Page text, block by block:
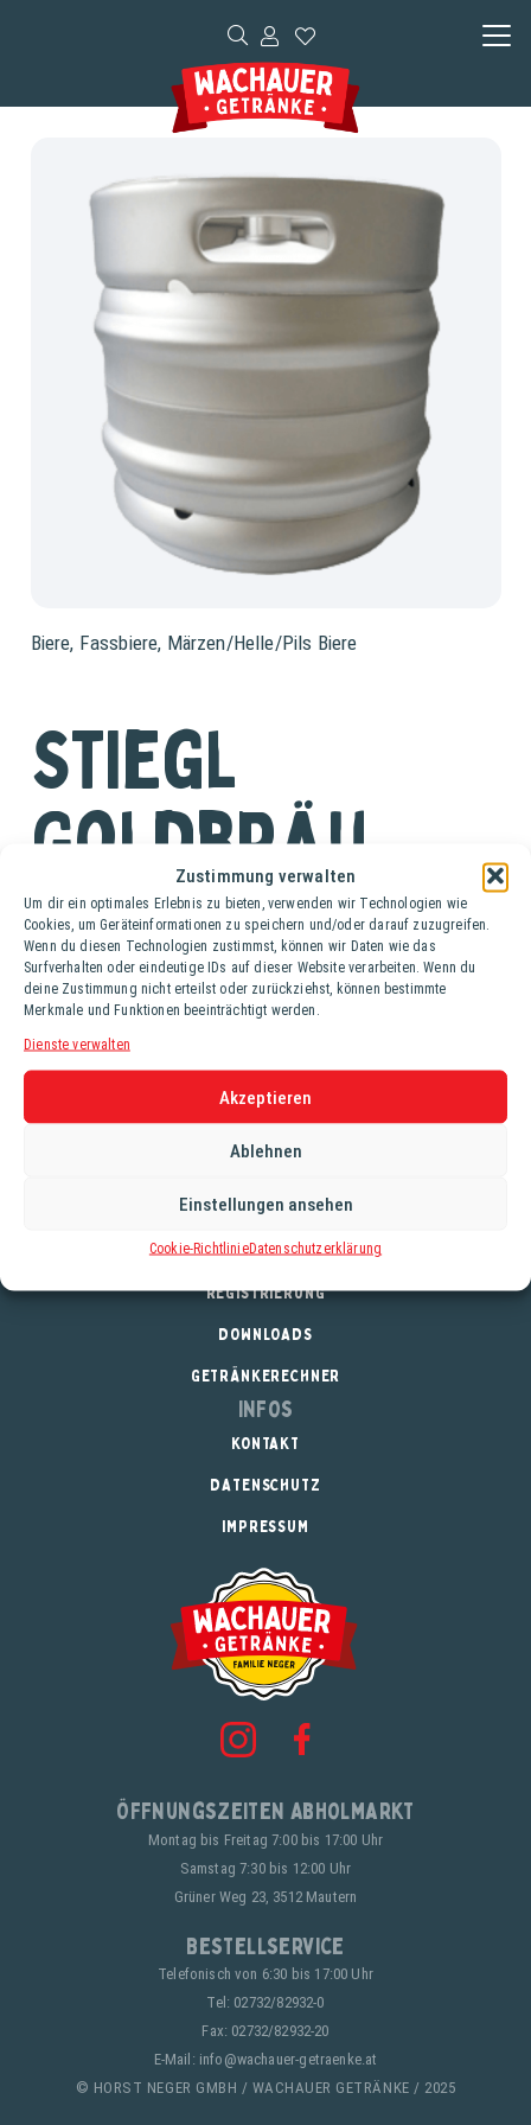
Zustimmung verwalten
Um dir ein optimales Erlebnis zu bieten, verwenden wir Technologien wie
Cookies, um Geräteinformationen zu speichern und/oder darauf zuzugreifen.
Wenn du diesen Technologien zustimmst, können wir Daten wie das
Surfverhalten oder eindeutige IDs auf dieser Website verarbeiten. Wenn du
deine Zustimmung nicht erteilst oder zurückziehst, können bestimmte
Merkmale und Funktionen beeinträchtigt werden.
Dienste verwalten
Akzeptieren
Ablehnen
Einstellungen ansehen
Cookie-RichtlinieDatenschutzerklärung
Biere, Fassbiere, Märzen/Helle/Pils Biere
Stiegl
Goldbräu
Fass (25 lt.)
Stiegl-Goldbräu ist die traditionsreiche Salzburger
Bierspezialität mit 12° Stammwürze und der
charakteristischen goldgelben Farbe. Ein gehaltvolles,
feinwürziges Bier aus besten heimischen Zutaten. Herrlich
frisch im Geschmack und sehr bekömmlich.
Alkoholgehalt: 5,0%
Service
REGISTRIERUNG
DOWNLOADS
GETRÄNKERECHNER
Infos
KONTAKT
DATENSCHUTZ
IMPRESSUM
Öffnungszeiten Abholmarkt
Montag bis Freitag 7:00 bis 17:00 Uhr
Samstag 7:30 bis 12:00 Uhr
Grüner Weg 23, 3512 Mautern
Bestellservice
Telefonisch von 6:30 bis 17:00 Uhr
Tel: 02732/82932-0
Fax: 02732/82932-20
E-Mail: info@wachauer-getraenke.at
© HORST NEGER GMBH / WACHAUER GETRÄNKE / 2025